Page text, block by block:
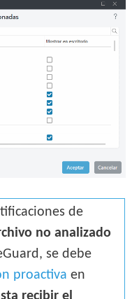
de
no analizado
se debe
proactiva en
recibir el